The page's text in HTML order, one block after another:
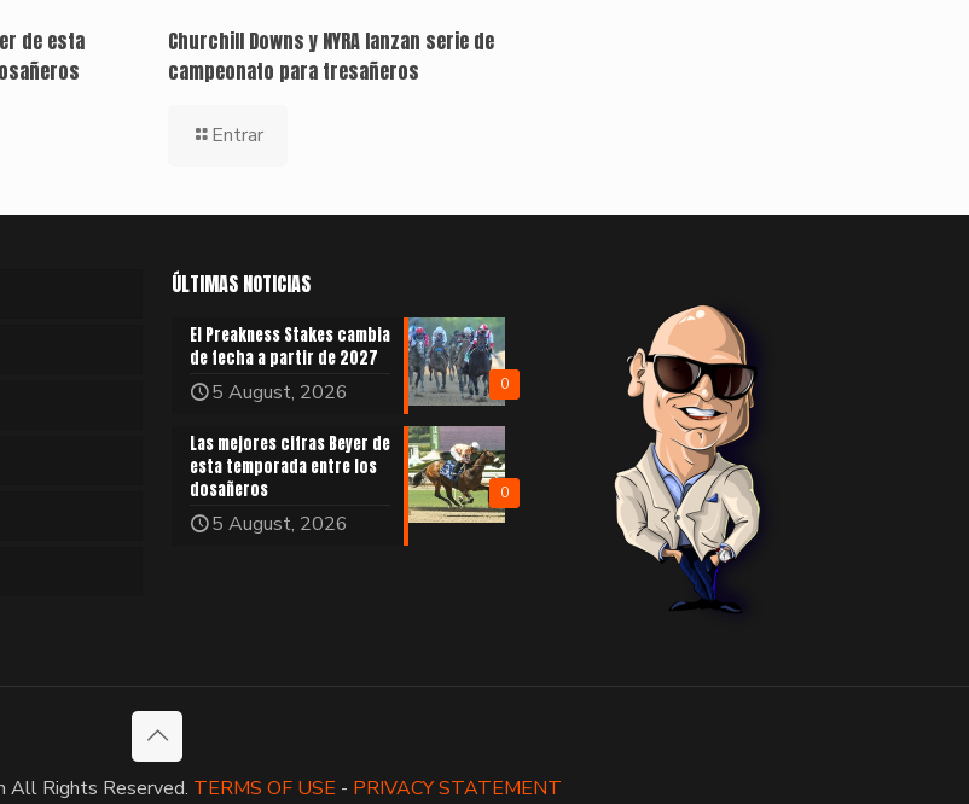
de esta
Churchill Downs y NYRA lanzan serie de
campeonato para tresañeros
Entrar
ÚLTIMAS NOTICIAS
0
El Preakness Stakes cambia
de fecha a partir de 2027
5 August, 2026
0
Las mejores cifras Beyer de
esta temporada entre los
dosañeros
5 August, 2026
Rights Reserved. TERMS OF USE - PRIVACY STATEMENT